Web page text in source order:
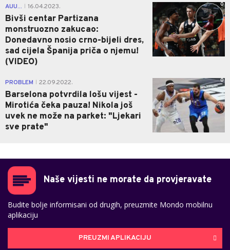
AUU... 16.04.2023.
Bivši centar Partizana
monstruozno zakucao:
Donedavno nosio crno-bijeli dres,
sad cijela Španija priča o njemu!
(VIDEO)
0
PROBLEM 22.09.2022.
Barselona potvrdila lošu vijest -
Mirotića čeka pauza! Nikola još
uvek ne može na parket: "Ljekari
sve prate"
0
Naše vijesti ne morate da provjeravate
Budite bolje informisani od drugih, preuzmite Mondo mobilnu
aplikaciju
PREUZMI APLIKACIJU